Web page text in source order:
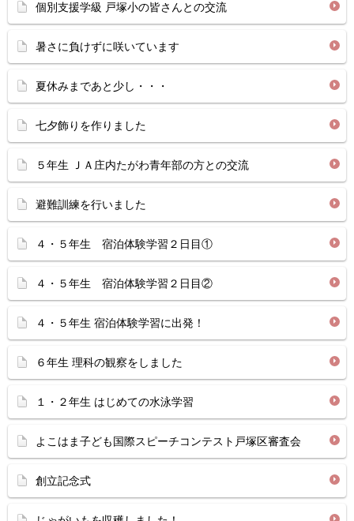
個別支援学級 戸塚小の皆さんとの交流
暑さに負けずに咲いています
夏休みまであと少し・・・
七夕飾りを作りました
５年生 ＪＡ庄内たがわ青年部の方との交流
避難訓練を行いました
４・５年生 宿泊体験学習２日目①
４・５年生 宿泊体験学習２日目②
４・５年生 宿泊体験学習に出発！
６年生 理科の観察をしました
１・２年生 はじめての水泳学習
よこはま子ども国際スピーチコンテスト戸塚区審査会
創立記念式